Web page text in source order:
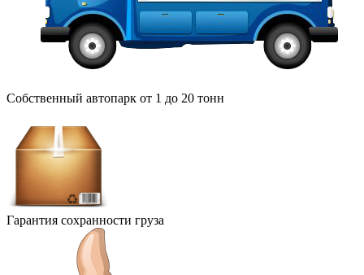
Собственный автопарк от 1 до 20 тонн
Гарантия сохранности груза